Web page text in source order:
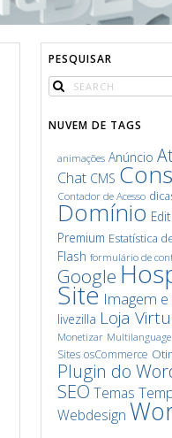
PESQUISAR
NUVEM DE TAGS
animações Anúncio
Chat CMS
Contador de Acesso
Domínio
Premium Estatística
Flash formulário de
Google
Site Imagem
livezilla Loja
Monetizar Multilanguage
Sites osCommerce
Plugin do
SEO Temas
Webdesign